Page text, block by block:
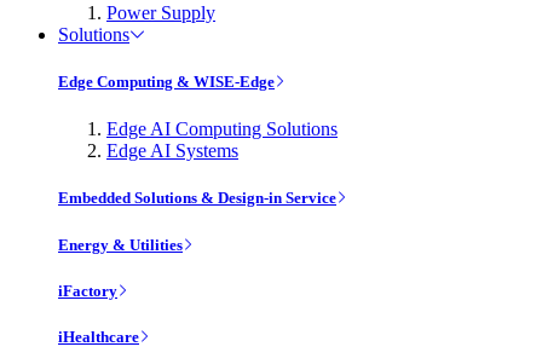
Power Supply
Solutions
Edge Computing & WISE-Edge
Edge AI Computing Solutions
Edge AI Systems
Embedded Solutions & Design-in Service
Energy & Utilities
iFactory
iHealthcare